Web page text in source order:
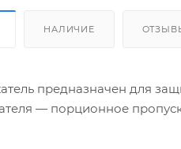
НАЛИЧИЕ
предназначен для
— порционное